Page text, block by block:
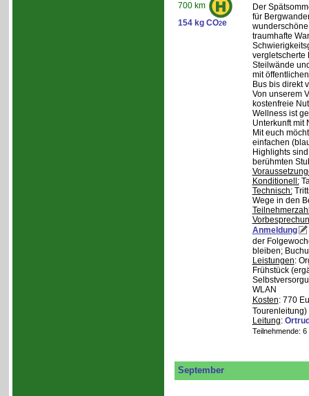
700 km
154 kg CO2e
Der
für
traumhafte
vergletscherte
Steilwände
mit
Bus bis direkt
Von unserem
kostenfreie
Wellness ist
Unterkunft mit
Mit euch
einfachen
Highlights
berühmten
Konditionell:
Technisch:
Wege in den
Anmeldung
der
bleiben;
Leistungen:
Frühstück
WLAN
Kosten: 770
Tourenleitung)
Leitung:
Teilnehmende:
September